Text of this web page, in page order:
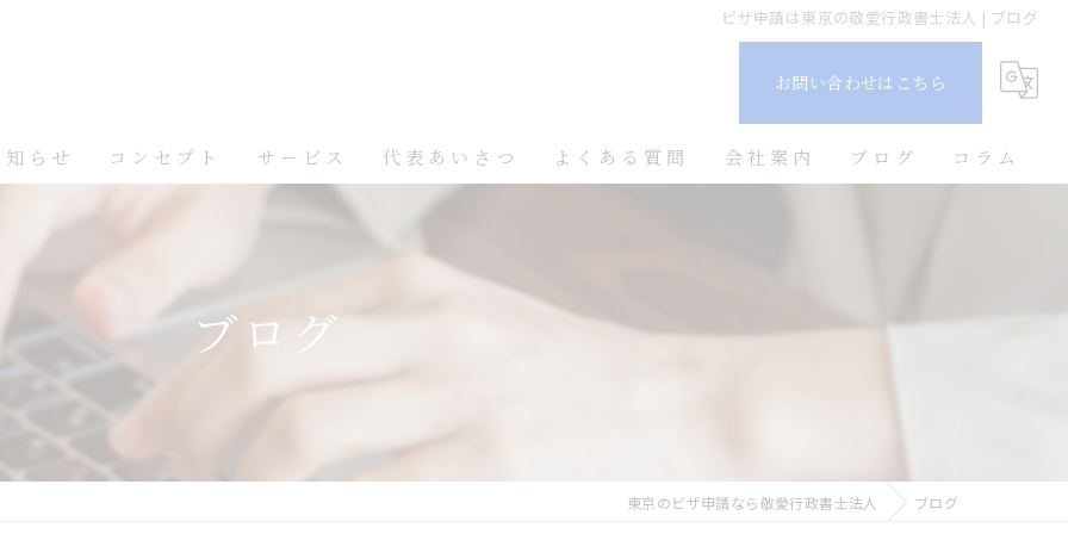
ビザ申請は東京の敬愛行政書士法人 | ブログ
お問い合わせはこちら
らせ コンセプト サービス 代表あいさつ よくある質問 会社案内 ブログ コラム
ブログ
東京のビザ申請なら敬愛行政書士法人 ブログ